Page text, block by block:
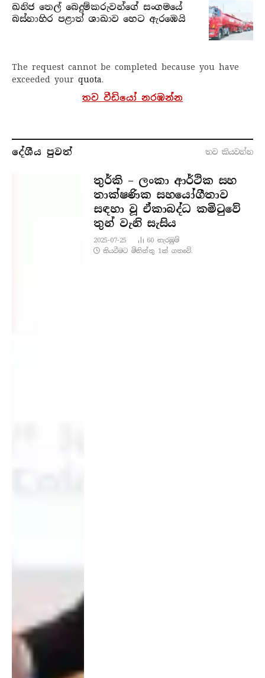
ඛනිජ තෙල් බෙදුම්කරුවන්ගේ සංගමයේ
බස්නාහිර පළාත් ශාඛාව හෙට ඇරඹෙයි
The request cannot be completed because you have
exceeded your quota.
තව වීඩියෝ නරඹන්න
දේශීය පුව​ත් තව කියවන්​න
තුර්කි – ලංකා ආර්ථික සහ
තාක්ෂණික සහයෝගීතාව
සඳහා වූ ඒකාබද්ධ කමිටුවේ
තුන් වැනි සැසිය
2025-07-25 60නැරඹු​ම්
කියවීමට මිනිත්තු 1ක් ගතවේ.